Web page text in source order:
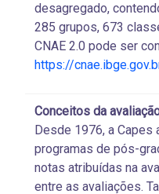
desagregado,
285 grupos, 673
CNAE 2.0 pode ser
https://
Conceitos da
Desde 1976, a Capes
programas de pós-
notas atribuídas na
entre as avaliações.